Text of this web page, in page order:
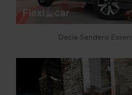
Dacia Sandero